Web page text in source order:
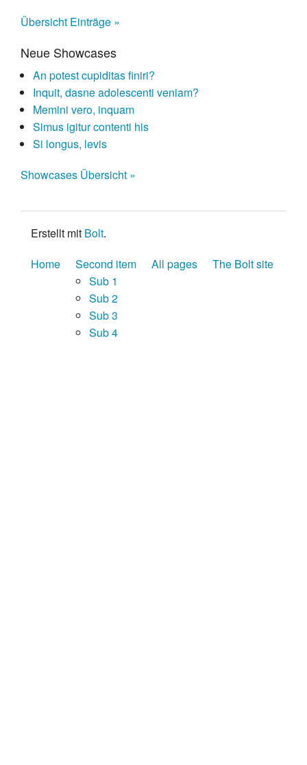
Übersicht Einträge »
Neue Showcases
An potest cupiditas finiri?
Inquit, dasne adolescenti veniam?
Memini vero, inquam
Simus igitur contenti his
Si longus, levis
Showcases Übersicht »
Erstellt mit Bolt.
Home
Second item
Sub 1
Sub 2
Sub 3
Sub 4
All pages The Bolt site